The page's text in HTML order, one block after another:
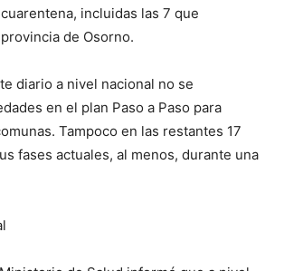
incluidas las 7 que
de Osorno.
diario a nivel nacional no se
en el plan Paso a Paso para
Tampoco en las restantes 17
fases actuales, al menos, durante una